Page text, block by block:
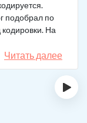
подобрал по
На
мужа к
Читать далее
›